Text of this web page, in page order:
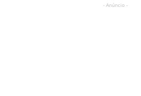
- Anúncio -